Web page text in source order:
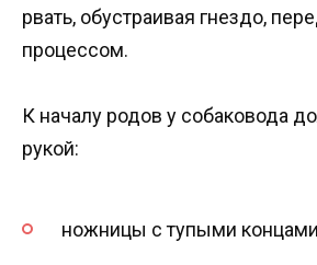
рвать, обустраивая гнездо,
процессом.
К началу родов у собаковода
рукой:
ножницы с тупыми